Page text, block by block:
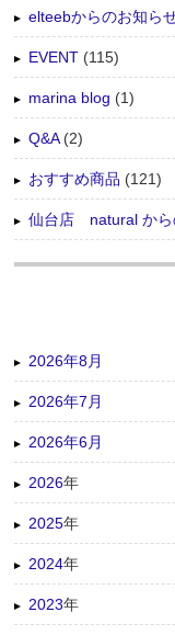
elteebからのお知ら
EVENT (115)
marina blog (1)
Q&A(2)
おすすめ商品 (121)
仙台店 natural から
2026年8月
2026年7月
2026年6月
2026年
2025年
2024年
2023年